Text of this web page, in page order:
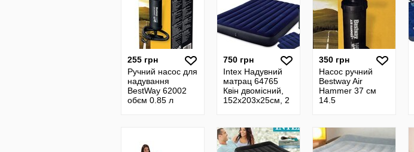
255 грн
Ручний насос для
надування
BestWay 62002
обєм 0.85 л
750 грн
Intex Надувний
матрац 64765
Квін двомісний,
152х203х25см, 2
350 грн
Насос ручний
Bestway Air
Hammer 37 см
14.5